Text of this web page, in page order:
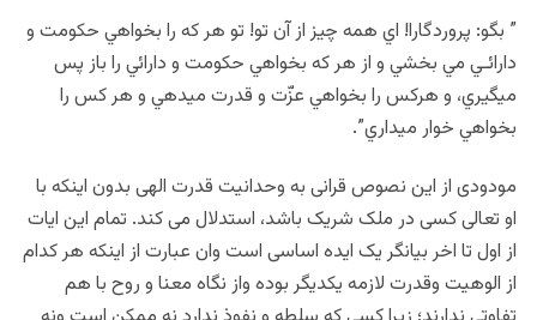
” بگو: پروردگارا! اي همه چيز از آن تو! تو هر كه را بخواهي حكومت و
دارائـي مي بخشي و از هر كه بخواهي حكومت و دارائي را باز پس
ميگيري، و هركس را بخواهي عزّت و قدرت ميدهي و هر كس را
بخواهي خوار ميداري”.
مودودی از این نصوص قرانی به وحدانیت قدرت الهی بدون اینکه با
او تعالی کسی در ملک شریک باشد، استدلال می کند. تمام این ایات
از اول تا اخر بیانگر یک ایده اساسی است وان عبارت از اینکه هر کدام
از الوهیت وقدرت لازمه یکدیگر بوده واز نگاه معنا و روح با هم